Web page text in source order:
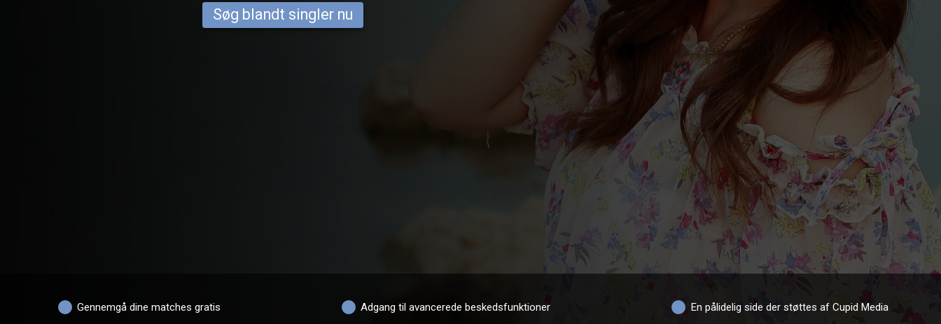
Søg blandt singler nu
Gennemgå dine matches gratis Adgang til avancerede beskedsfunktioner En pålidelig side der støttes af Cupid Media